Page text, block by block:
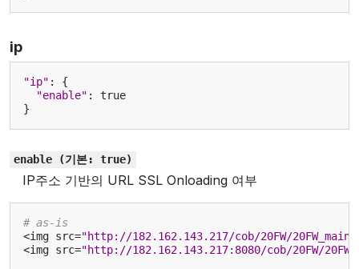
ip
"ip" :
{
"enable" :
true
}
enable (기본: true)
IP주소 기반의 URL SSL Onloading 여부
# as-is
<img src="http://182.162.143.217/cob/20FW/
<img src="http://182.162.143.217:8080/cob/20FW/